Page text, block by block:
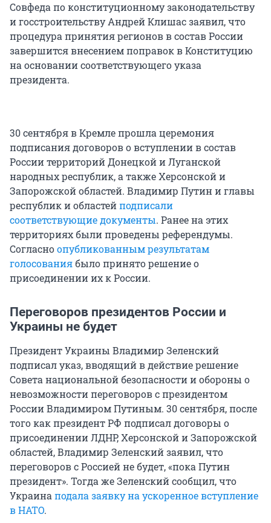
Совфеда по конституционному законодательству
и госстроительству Андрей Клишас заявил, что
процедура принятия регионов в состав России
завершится внесением поправок в Конституцию
на основании соответствующего указа
президента.
30 сентября в Кремле прошла церемония
подписания договоров о вступлении в состав
России территорий Донецкой и Луганской
народных республик, а также Херсонской и
Запорожской областей. Владимир Путин и главы
республик и областейподписали
соответствующие документы. Ранее на этих
территориях были проведены референдумы.
Согласноопубликованным результатам
голосованиябыло принято решение о
присоединении их к России.
Переговоров президентов России и
Украины не будет
Президент Украины Владимир Зеленский
подписал указ, вводящий в действие решение
Совета национальной безопасности и обороны о
невозможности переговоров с президентом
России Владимиром Путиным. 30 сентября, после
того как президент РФ подписал договоры о
присоединении ЛДНР, Херсонской и Запорожской
областей, Владимир Зеленский заявил, что
переговоров с Россией не будет, «пока Путин
президент». Тогда же Зеленский сообщил, что
Украинаподала заявку на ускоренное вступление
в НАТО.